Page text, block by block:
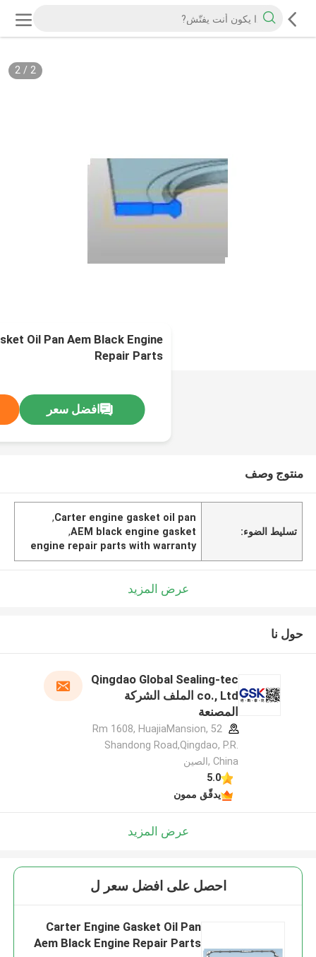
2
/
2
Oil Pan Aem Black Engine
Repair Parts
افضل سعر
منتوج وصف
تسليط الضوء:
Carter engine gasket oil pan
,
AEM black engine gasket
,
engine repair parts with warranty
عرض المزيد
حول نا
Qingdao Global Sealing-tec
co., Ltd الملف الشركة
المصنعة
Rm 1608, HuajiaMansion, 52
Shandong Road,Qingdao, P.R.
China ,الصين
5.0
يدقّق ممون
عرض المزيد
احصل على افضل سعر ل
Carter Engine Gasket Oil Pan
Aem Black Engine Repair Parts